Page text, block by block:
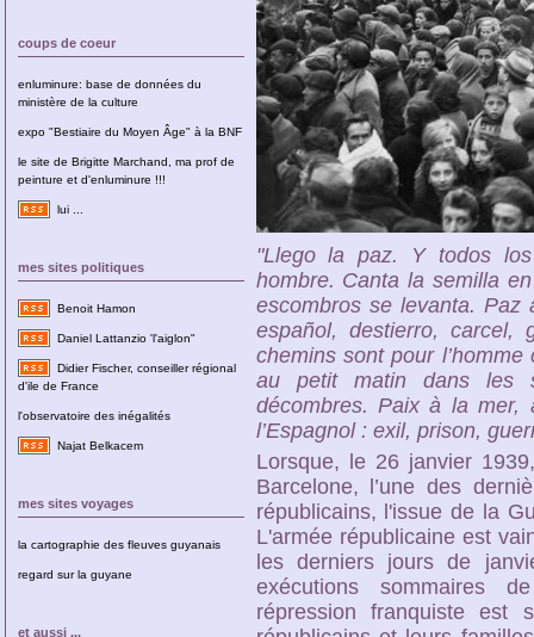
coups de coeur
enluminure: base de données du
ministère de la culture
expo "Bestiaire du Moyen Âge" à la BNF
le site de Brigitte Marchand, ma prof de
peinture et d'enluminure !!!
lui ...
mes sites politiques
Benoit Hamon
Daniel Lattanzio 'l'aiglon"
Didier Fischer, conseiller régional
d'ile de France
l'observatoire des inégalités
Najat Belkacem
mes sites voyages
la cartographie des fleuves guyanais
regard sur la guyane
et aussi ...
"Llego la paz. Y todos
hombre. Canta la semilla
escombros se levanta.
español, destierro,
chemins sont pour
au petit matin dans les
décombres. Paix à la
l’Espagnol : exil, prison,
Lorsque, le 26 janvier
Barcelone, l’une des
républicains, l'issue de la
L'armée républicaine est
les derniers jours de
exécutions sommaires
répression franquiste est